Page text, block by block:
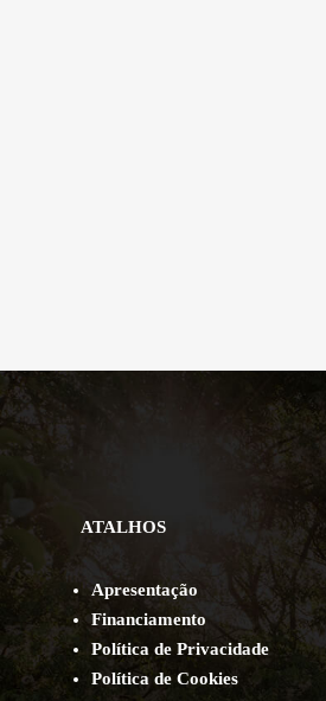
ATALHOS
Apresentação
Financiamento
Política de Privacidade
Política de Cookies